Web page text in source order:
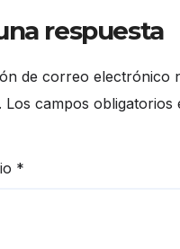
respuesta
de correo electrónico
Los campos obligatorios
*